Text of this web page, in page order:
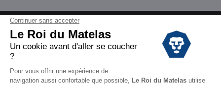
Conditions des offres
Black Friday
Destockage